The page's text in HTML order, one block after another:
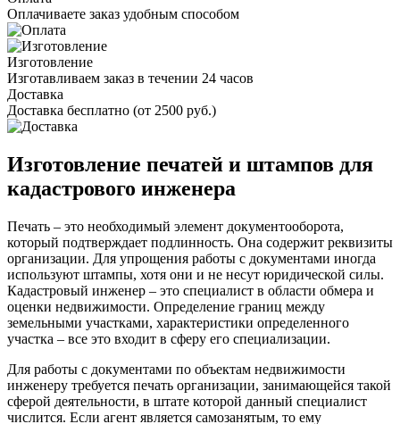
Оплачиваете заказ удобным способом
Изготовление
Изготавливаем заказ в течении 24 часов
Доставка
Доставка бесплатно (от 2500 руб.)
Изготовление печатей и штампов для
кадастрового инженера
Печать – это необходимый элемент документооборота,
который подтверждает подлинность. Она содержит реквизиты
организации. Для упрощения работы с документами иногда
используют штампы, хотя они и не несут юридической силы.
Кадастровый инженер – это специалист в области обмера и
оценки недвижимости. Определение границ между
земельными участками, характеристики определенного
участка – все это входит в сферу его специализации.
Для работы с документами по объектам недвижимости
инженеру требуется печать организации, занимающейся такой
сферой деятельности, в штате которой данный специалист
числится. Если агент является самозанятым, то ему